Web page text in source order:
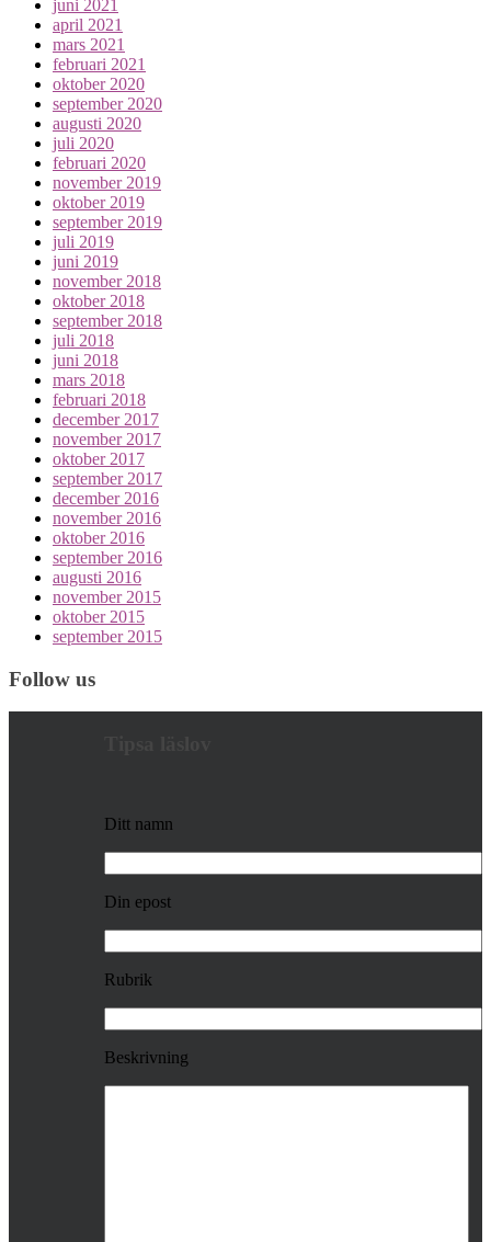
juni 2021
april 2021
mars 2021
februari 2021
oktober 2020
september 2020
augusti 2020
juli 2020
februari 2020
november 2019
oktober 2019
september 2019
juli 2019
juni 2019
november 2018
oktober 2018
september 2018
juli 2018
juni 2018
mars 2018
februari 2018
december 2017
november 2017
oktober 2017
september 2017
december 2016
november 2016
oktober 2016
september 2016
augusti 2016
november 2015
oktober 2015
september 2015
Follow us
Ditt namn
Din epost
Rubrik
Beskrivning